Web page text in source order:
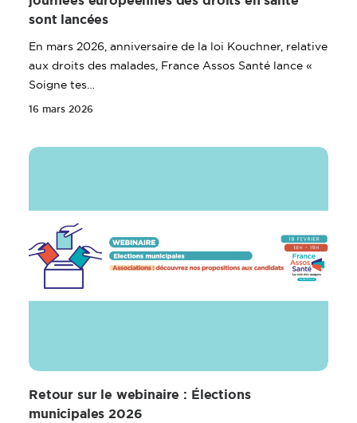
sont lancées
En mars 2026, anniversaire de la loi Kouchner, relative
aux droits des malades, France Assos Santé lance «
Soigne tes…
16 mars 2026
Retour sur le webinaire : Élections
municipales 2026